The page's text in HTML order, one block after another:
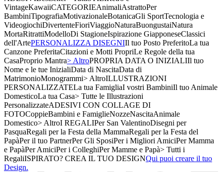
VintageKawaiiCATEGORIEAnimaliAstrattoPer
BambiniTipografiaMotivazionaleBotanicaGli SportTecnologia e
VideogiochiDivertenteFioriViaggioNaturaBuongustaiNatura
MortaRitrattiModelloDi StagioneIspirazione GiapponeseClassici
dell'ArtePERSONALIZZA DISEGNIIl tuo Posto PreferitoLa tua
Canzone PreferitaCitazioni e Motti PropriLe Regole della tua
CasaProprio Mantra> AltroPROPRIA DATA O INIZIALIIl tuo
Nome e le tue InizialiData di NascitaData di
MatrimonioMonogrammi> AltroILLUSTRAZIONI
PERSONALIZZATELa tua FamigliaI vostri BambiniIl tuo Animale
DomesticoLa tua Casa> Tutte le Illustrazioni
PersonalizzateADESIVI CON COLLAGE DI
FOTOCoppieBambini e FamiglieNozzeNascitaAnimale
Domestico> AltroI REGALIPer San ValentinoDisegni per
PasquaRegali per la Festa della MammaRegali per la Festa del
PapàPer il tuo PartnerPer Gli SposiPer i Migliori AmiciPer Mamma
e PapàPer AmiciPer i ColleghiPer Mamme e Papà> Tutti i
RegaliISPIRATO? CREA IL TUO DESIGNQui puoi creare il tuo
Design.